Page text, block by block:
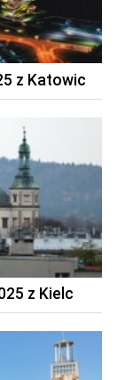
z Katowic
z Kielc